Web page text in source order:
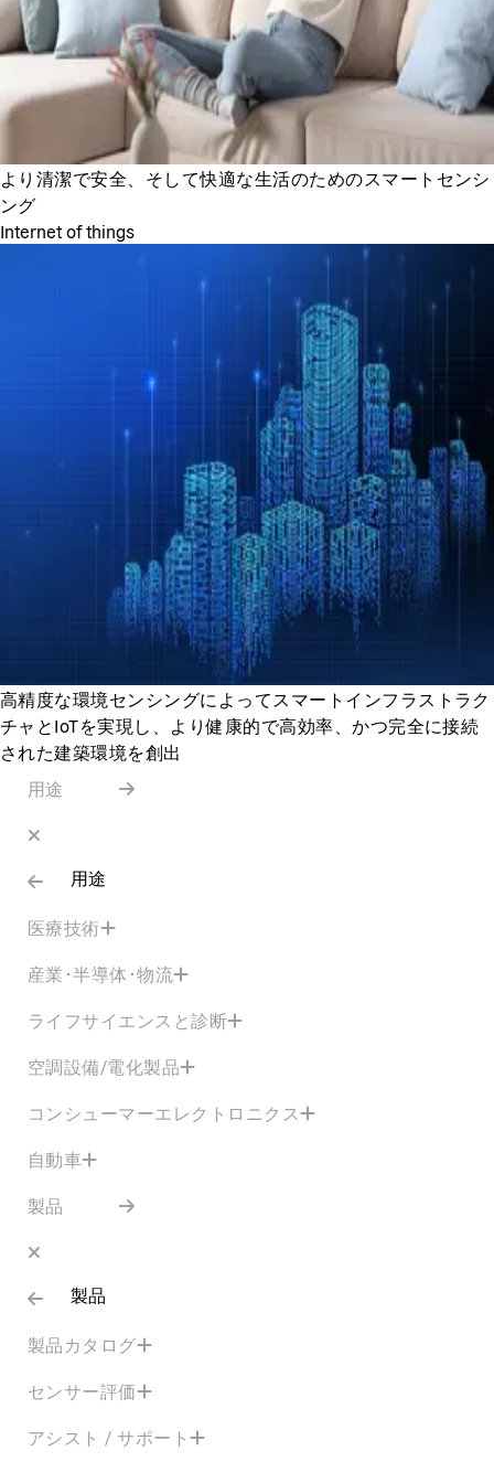
より清潔で安全、そして快適な生活のためのスマートセンシ
ング
Internet of things
高精度な環境センシングによってスマートインフラストラク
チャとIoTを実現し、より健康的で高効率、かつ完全に接続
された建築環境を創出
用途
用途
医療技術
産業･半導体･物流
ライフサイエンスと診断
空調設備/電化製品
コンシューマーエレクトロニクス
自動車
製品
製品
製品カタログ
センサー評価
アシスト / サポート